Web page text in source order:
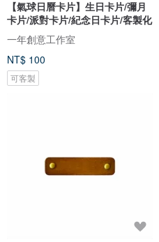
【氣球日曆卡片】生日卡片/彌月
卡片/派對卡片/紀念日卡片/客製化
一年創意工作室
NT$ 100
可客製